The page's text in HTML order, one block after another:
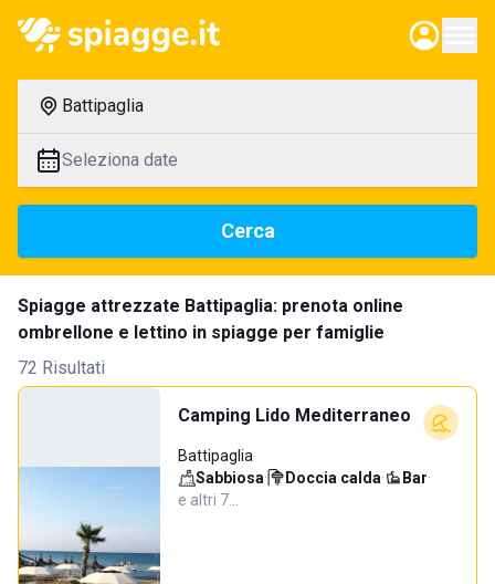
Battipaglia
Seleziona date
Cerca
Spiagge attrezzate Battipaglia: prenota online
ombrellone e lettino in spiagge per famiglie
72 Risultati
Camping Lido Mediterraneo
Battipaglia
Sabbiosa· Doccia calda· Bar·
e altri 7…